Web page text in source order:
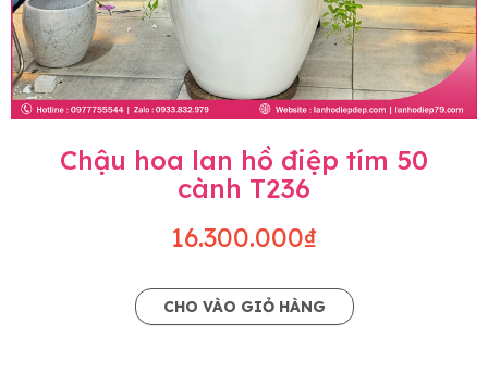
Chậu hoa lan hồ điệp tím 50
cành T236
16.300.000₫
CHO VÀO GIỎ HÀNG